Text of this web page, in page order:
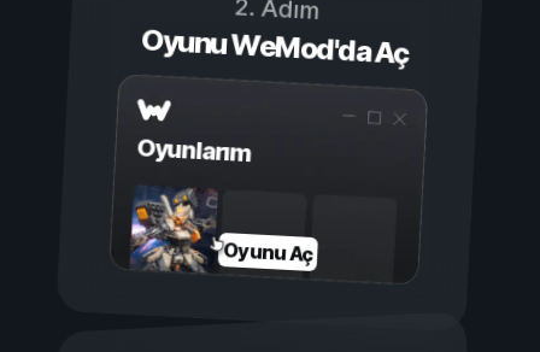
2. Adım
Oyunu WeMod'da Aç
Oyunlarım
Oyunu Aç